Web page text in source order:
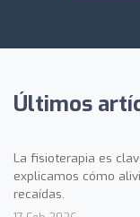
Últimos
La fisioterapia es
explicamos cómo
recaídas.